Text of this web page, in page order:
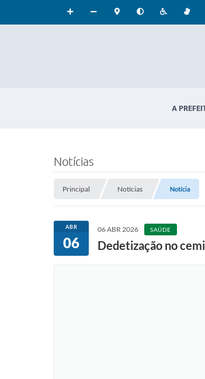
A
Notícias
Principal Notícias Notícia
ABR
06
06 ABR 2026 SAÚDE
Dedetização no